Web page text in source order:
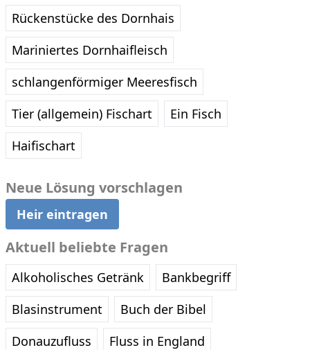
Rückenstücke des Dornhais
Mariniertes Dornhaifleisch
schlangenförmiger Meeresfisch
Tier (allgemein) Fischart
Ein Fisch
Haifischart
Neue Lösung vorschlagen
Heir eintragen
Aktuell beliebte Fragen
Alkoholisches Getränk
Bankbegriff
Blasinstrument
Buch der Bibel
Donauzufluss
Fluss in England